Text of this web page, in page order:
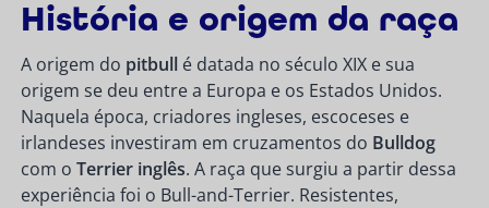
História e origem da raça
A origem do pitbull é datada no século XIX e sua
origem se deu entre a Europa e os Estados Unidos.
Naquela época, criadores ingleses, escoceses e
irlandeses investiram em cruzamentos do Bulldog
com oTerrier inglês. A raça que surgiu a partir dessa
experiência foi o Bull-and-Terrier. Resistentes,